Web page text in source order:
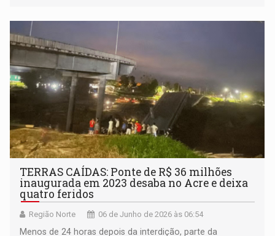
TERRAS CAÍDAS: Ponte de R$ 36 milhões
inaugurada em 2023 desaba no Acre e deixa
quatro feridos
Região Norte 06 de Junho de 2026 às 06:54
Menos de 24 horas depois da interdição, parte da